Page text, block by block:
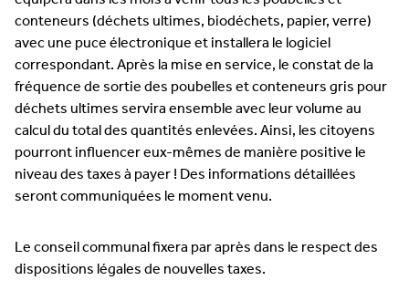
conteneurs (déchets ultimes, biodéchets, papier, verre)
avec une puce électronique et installera le logiciel
correspondant. Après la mise en service, le constat de la
fréquence de sortie des poubelles et conteneurs gris pour
déchets ultimes servira ensemble avec leur volume au
calcul du total des quantités enlevées. Ainsi, les citoyens
pourront influencer eux-mêmes de manière positive le
niveau des taxes à payer ! Des informations détaillées
seront communiquées le moment venu.
Le conseil communal fixera par après dans le respect des
dispositions légales de nouvelles taxes.